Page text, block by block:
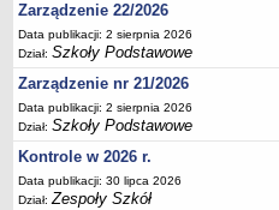
Zespół Poradni
BIURO FINANSÓW OŚWIATY
Dane podstawowe
Statut
Majątek
Godziny dyżurów
Ogłoszenia
Zarządzenie 22/2026
Data publikacji: 2 sierpnia 2026
Dział:Szkoły Podstawowe
Zarządzenie nr 21/2026
Data publikacji: 2 sierpnia 2026
Dział:Szkoły Podstawowe
Kontrole w 2026 r.
Data publikacji: 30 lipca 2026
Dział:Zespoły Szkół